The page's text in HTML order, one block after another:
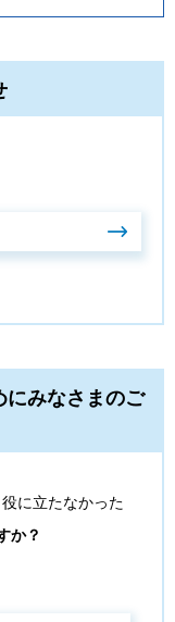
にみなさまのご
に立たなかった
か？